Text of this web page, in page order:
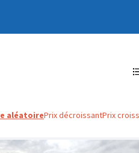
aléatoirePrix décroissantPrix